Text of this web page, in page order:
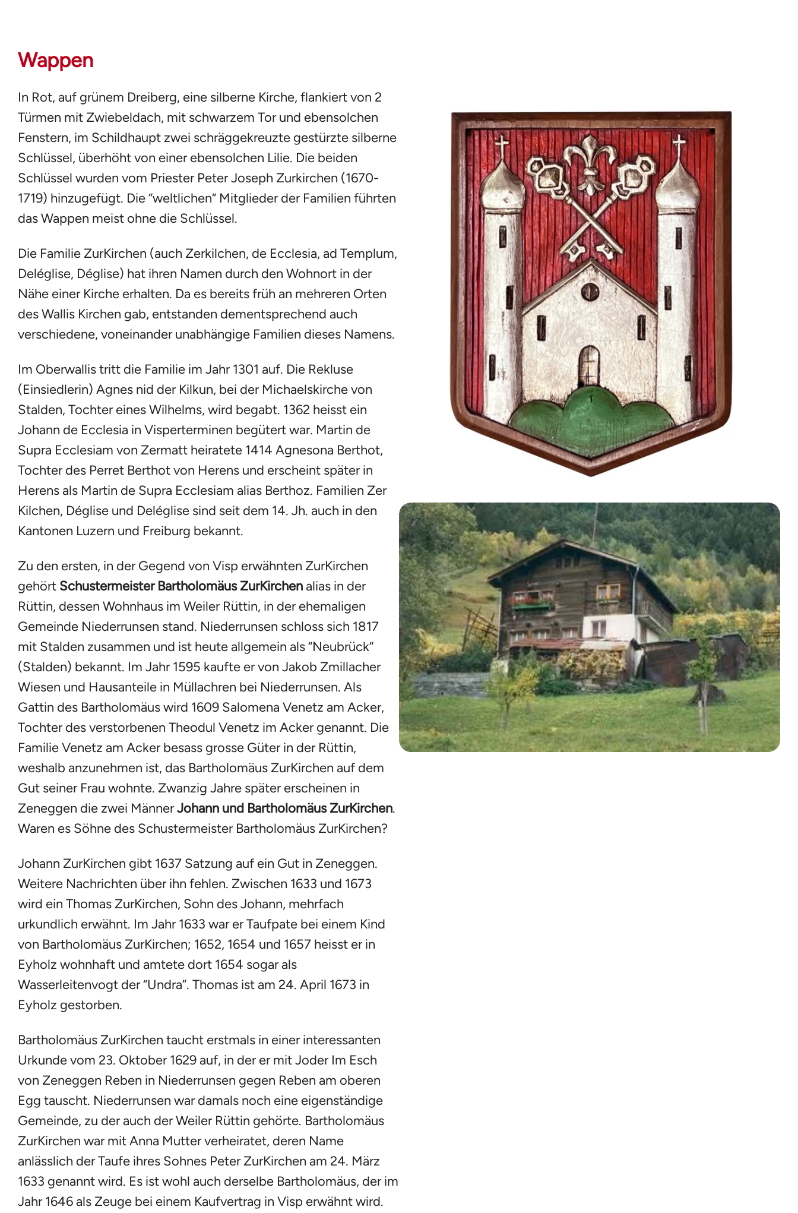
Wappen
In Rot, auf grünem Dreiberg, eine silberne Kirche, flankiert von 2
Türmen mit Zwiebeldach, mit schwarzem Tor und ebensolchen
Fenstern, im Schildhaupt zwei schräggekreuzte gestürzte silberne
Schlüssel, überhöht von einer ebensolchen Lilie. Die beiden
Schlüssel wurden vom Priester Peter Joseph Zurkirchen (1670-
1719) hinzugefügt. Die “weltlichen“ Mitglieder der Familien führten
das Wappen meist ohne die Schlüssel.
Die Familie ZurKirchen (auch Zerkilchen, de Ecclesia, ad Templum,
Deléglise, Déglise) hat ihren Namen durch den Wohnort in der
Nähe einer Kirche erhalten. Da es bereits früh an mehreren Orten
des Wallis Kirchen gab, entstanden dementsprechend auch
verschiedene, voneinander unabhängige Familien dieses Namens.
Im Oberwallis tritt die Familie im Jahr 1301 auf. Die Rekluse
(Einsiedlerin) Agnes nid der Kilkun, bei der Michaelskirche von
Stalden, Tochter eines Wilhelms, wird begabt. 1362 heisst ein
Johann de Ecclesia in Visperterminen begütert war. Martin de
Supra Ecclesiam von Zermatt heiratete 1414 Agnesona Berthot,
Tochter des Perret Berthot von Herens und erscheint später in
Herens als Martin de Supra Ecclesiam alias Berthoz. Familien Zer
Kilchen, Déglise und Deléglise sind seit dem 14. Jh. auch in den
Kantonen Luzern und Freiburg bekannt.
Zu den ersten, in der Gegend von Visp erwähnten ZurKirchen
gehört Schustermeister Bartholomäus ZurKirchen alias in der
Rüttin, dessen Wohnhaus im Weiler Rüttin, in der ehemaligen
Gemeinde Niederrunsen stand. Niederrunsen schloss sich 1817
mit Stalden zusammen und ist heute allgemein als “Neubrück“
(Stalden) bekannt. Im Jahr 1595 kaufte er von Jakob Zmillacher
Wiesen und Hausanteile in Müllachren bei Niederrunsen. Als
Gattin des Bartholomäus wird 1609 Salomena Venetz am Acker,
Tochter des verstorbenen Theodul Venetz im Acker genannt. Die
Familie Venetz am Acker besass grosse Güter in der Rüttin,
weshalb anzunehmen ist, das Bartholomäus ZurKirchen auf dem
Gut seiner Frau wohnte. Zwanzig Jahre später erscheinen in
Zeneggen die zwei MännerJohann und Bartholomäus ZurKirchen.
Waren es Söhne des Schustermeister Bartholomäus ZurKirchen?
Johann ZurKirchen gibt 1637 Satzung auf ein Gut in Zeneggen.
Weitere Nachrichten über ihn fehlen. Zwischen 1633 und 1673
wird ein Thomas ZurKirchen, Sohn des Johann, mehrfach
urkundlich erwähnt. Im Jahr 1633 war er Taufpate bei einem Kind
von Bartholomäus ZurKirchen; 1652, 1654 und 1657 heisst er in
Eyholz wohnhaft und amtete dort 1654 sogar als
Wasserleitenvogt der “Undra”. Thomas ist am 24. April 1673 in
Eyholz gestorben.
Bartholomäus ZurKirchen taucht erstmals in einer interessanten
Urkunde vom 23. Oktober 1629 auf, in der er mit Joder Im Esch
von Zeneggen Reben in Niederrunsen gegen Reben am oberen
Egg tauscht. Niederrunsen war damals noch eine eigenständige
Gemeinde, zu der auch der Weiler Rüttin gehörte. Bartholomäus
ZurKirchen war mit Anna Mutter verheiratet, deren Name
anlässlich der Taufe ihres Sohnes Peter ZurKirchen am 24. März
1633 genannt wird. Es ist wohl auch derselbe Bartholomäus, der im
Jahr 1646 als Zeuge bei einem Kaufvertrag in Visp erwähnt wird.